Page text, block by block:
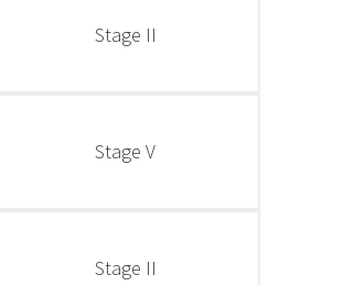
Stage II
Stage V
Stage II